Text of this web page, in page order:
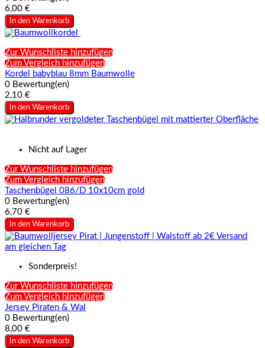
6,00 €
In den Warenkorb
Zur Wunschliste hinzufügen
Zum Vergleich hinzufügen
Kordel babyblau 8mm Baumwolle
0 Bewertung(en)
2,10 €
In den Warenkorb
Nicht auf Lager
Zur Wunschliste hinzufügen
Zum Vergleich hinzufügen
Taschenbügel 086/D 10x10cm gold
0 Bewertung(en)
6,70 €
In den Warenkorb
Sonderpreis!
Zur Wunschliste hinzufügen
Zum Vergleich hinzufügen
Jersey Piraten & Wal
0 Bewertung(en)
8,00 €
In den Warenkorb